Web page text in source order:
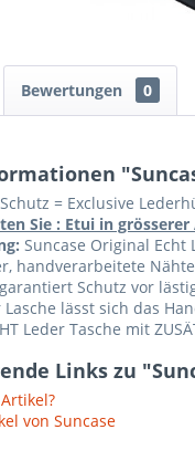
Bewertungen 0
= Exclusive
Sie : Etui in
Suncase Original Echt
handverarbeitete
Schutz vor
lässt sich das
Leder Tasche mit
Links zu
von Suncase